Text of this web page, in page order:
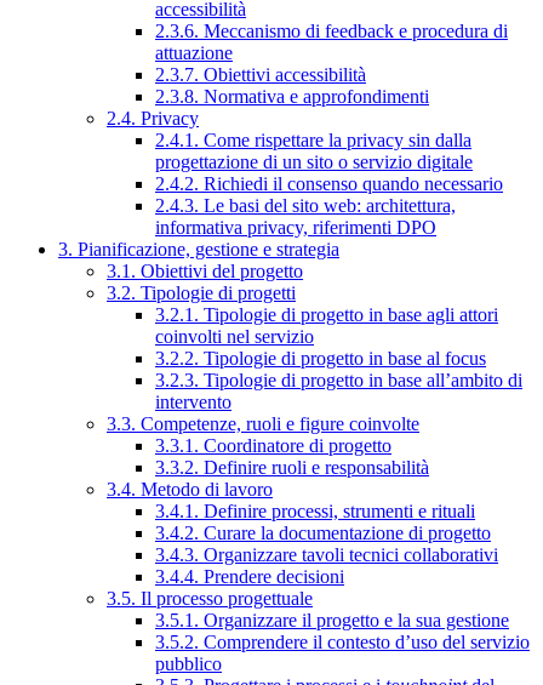
accessibilità
2.3.6. Meccanismo di feedback e procedura di
attuazione
2.3.7. Obiettivi accessibilità
2.3.8. Normativa e approfondimenti
2.4. Privacy
2.4.1. Come rispettare la privacy sin dalla
progettazione di un sito o servizio digitale
2.4.2. Richiedi il consenso quando necessario
2.4.3. Le basi del sito web: architettura,
informativa privacy, riferimenti DPO
3. Pianificazione, gestione e strategia
3.1. Obiettivi del progetto
3.2. Tipologie di progetti
3.2.1. Tipologie di progetto in base agli attori
coinvolti nel servizio
3.2.2. Tipologie di progetto in base al focus
3.2.3. Tipologie di progetto in base all’ambito di
intervento
3.3. Competenze, ruoli e figure coinvolte
3.3.1. Coordinatore di progetto
3.3.2. Definire ruoli e responsabilità
3.4. Metodo di lavoro
3.4.1. Definire processi, strumenti e rituali
3.4.2. Curare la documentazione di progetto
3.4.3. Organizzare tavoli tecnici collaborativi
3.4.4. Prendere decisioni
3.5. Il processo progettuale
3.5.1. Organizzare il progetto e la sua gestione
3.5.2. Comprendere il contesto d’uso del servizio
pubblico